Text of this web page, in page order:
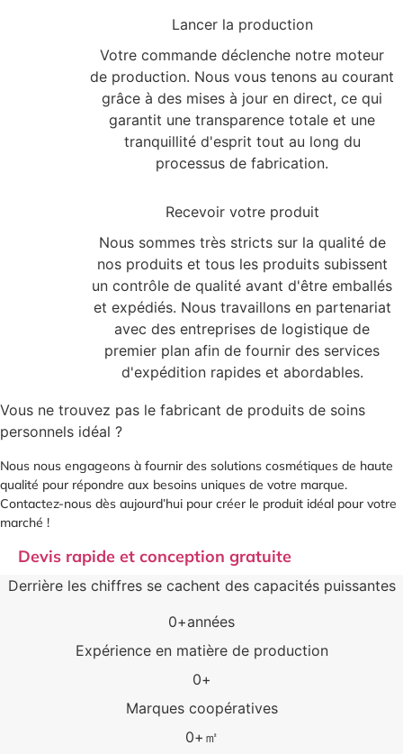
Lancer la production
Votre commande déclenche notre moteur
de production. Nous vous tenons au courant
grâce à des mises à jour en direct, ce qui
garantit une transparence totale et une
tranquillité d'esprit tout au long du
processus de fabrication.
Recevoir votre produit
Nous sommes très stricts sur la qualité de
nos produits et tous les produits subissent
un contrôle de qualité avant d'être emballés
et expédiés. Nous travaillons en partenariat
avec des entreprises de logistique de
premier plan afin de fournir des services
d'expédition rapides et abordables.
Vous ne trouvez pas le fabricant de produits de soins
personnels idéal ?
Nous nous engageons à fournir des solutions cosmétiques de haute
qualité pour répondre aux besoins uniques de votre marque.
Contactez-nous dès aujourd’hui pour créer le produit idéal pour votre
marché !
Devis rapide et conception gratuite
Derrière les chiffres se cachent des capacités puissantes
Expérience en matière de production
0+années
Marques coopératives
0+
0+㎡